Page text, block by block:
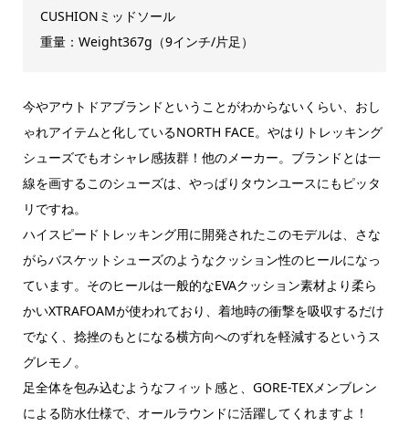
CUSHIONミッドソール
重量：Weight367g（9インチ/片足）
今やアウトドアブランドということがわからないくらい、おし
ゃれアイテムと化しているNORTH FACE。やはりトレッキング
シューズでもオシャレ感抜群！他のメーカー。ブランドとは一
線を画するこのシューズは、やっぱりタウンユースにもピッタ
リですね。
ハイスピードトレッキング用に開発されたこのモデルは、さな
がらバスケットシューズのようなクッション性のヒールになっ
ています。そのヒールは一般的なEVAクッション素材より柔ら
かいXTRAFOAMが使われており、着地時の衝撃を吸収するだけ
でなく、捻挫のもとになる横方向へのずれを軽減するというス
グレモノ。
足全体を包み込むようなフィット感と、GORE-TEXメンブレン
による防水仕様で、オールラウンドに活躍してくれますよ！